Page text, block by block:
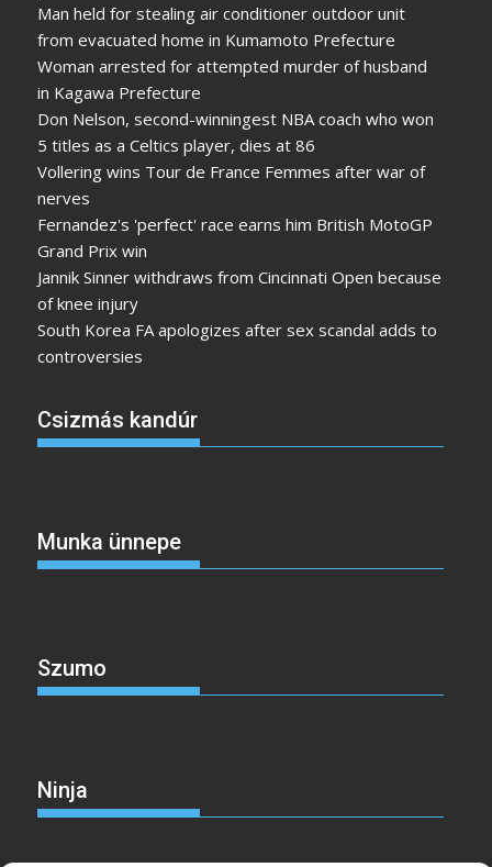
Man held for stealing air conditioner outdoor unit
from evacuated home in Kumamoto Prefecture
Woman arrested for attempted murder of husband
in Kagawa Prefecture
Don Nelson, second-winningest NBA coach who won
5 titles as a Celtics player, dies at 86
Vollering wins Tour de France Femmes after war of
nerves
Fernandez's 'perfect' race earns him British MotoGP
Grand Prix win
Jannik Sinner withdraws from Cincinnati Open because
of knee injury
South Korea FA apologizes after sex scandal adds to
controversies
Csizmás kandúr
Munka ünnepe
Szumo
Ninja